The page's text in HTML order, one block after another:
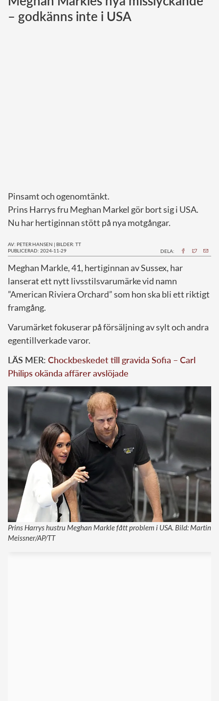
Norska kungahuset
– godkänns inte i USA
Pinsamt och ogenomtänkt.
Prins Harrys fru Meghan Markel gör bort sig i USA.
Nu har hertiginnan stött på nya motgångar.
AV: PETER HANSEN | BILDER: TT
PUBLICERAD: 2024-11-29
DELA:
Meghan Markle, 41, hertiginnan av Sussex, har
lanserat ett nytt livsstilsvarumärke vid namn
”American Riviera Orchard” som hon ska bli ett riktigt
framgång.
Varumärket fokuserar på försäljning av sylt och andra
egentillverkade varor.
LÄS MER: Chockbeskedet till gravida Sofia – Carl
Philips okända affärer avslöjade
Prins Harrys hustru Meghan Markle fått problem i USA. Bild: Martin
Meissner/AP/TT